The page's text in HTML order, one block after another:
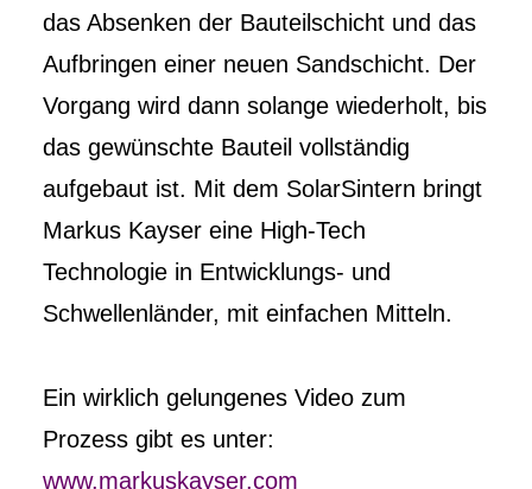
das Absenken der Bauteilschicht und das
Aufbringen einer neuen Sandschicht. Der
Vorgang wird dann solange wiederholt, bis
das gewünschte Bauteil vollständig
aufgebaut ist. Mit dem SolarSintern bringt
Markus Kayser eine High-Tech
Technologie in Entwicklungs- und
Schwellenländer, mit einfachen Mitteln.
Ein wirklich gelungenes Video zum
Prozess gibt es unter:
www.markuskayser.com